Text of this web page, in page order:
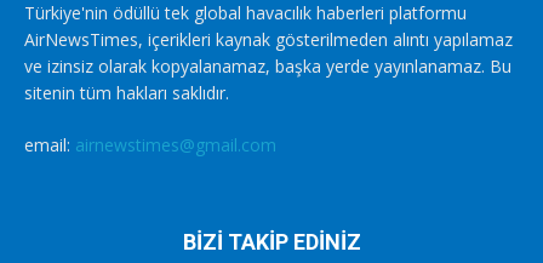
Türkiye'nin ödüllü tek global havacılık haberleri platformu
AirNewsTimes, içerikleri kaynak gösterilmeden alıntı yapılamaz
ve izinsiz olarak kopyalanamaz, başka yerde yayınlanamaz. Bu
sitenin tüm hakları saklıdır.
email: airnewstimes@gmail.com
BİZİ TAKİP EDİNİZ